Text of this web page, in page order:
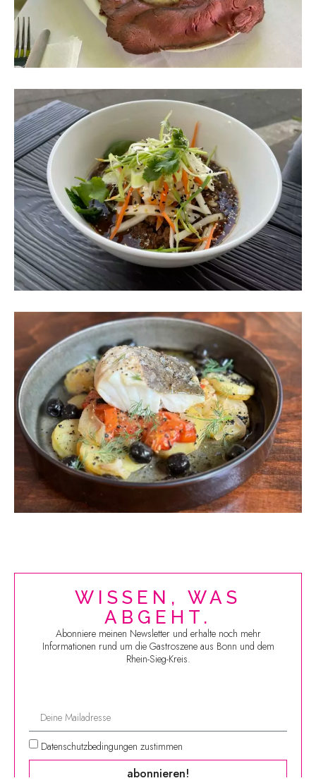
WISSEN, WAS
ABGEHT.
Abonniere meinen Newsletter und erhalte noch mehr
Informationen rund um die Gastroszene aus Bonn und dem
Rhein-Sieg-Kreis.
Datenschutzbedingungen zustimmen
abonnieren!